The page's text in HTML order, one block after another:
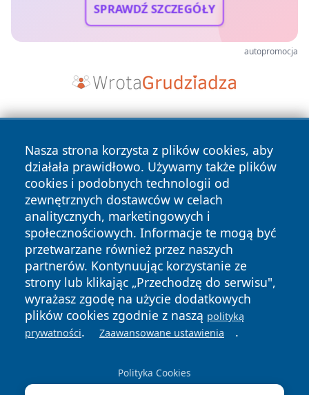
SPRAWDŹ SZCZEGÓŁY
autopromocja
Nasza strona korzysta z plików cookies, aby
działała prawidłowo. Używamy także plików
cookies i podobnych technologii od
zewnętrznych dostawców w celach
analitycznych, marketingowych i
społecznościowych. Informacje te mogą być
przetwarzane również przez naszych
partnerów. Kontynuując korzystanie ze
strony lub klikając „Przechodzę do serwisu",
wyrażasz zgodę na użycie dodatkowych
plików cookies zgodnie z naszą polityką
prywatności. Zaawansowane ustawienia .
Polityka Cookies
Copyright © 2026 leszczynski24.pl Wszystkie prawa
zastrzeżone.
News Autorzy
Polityka
Prywatności
Polityka
Cookies